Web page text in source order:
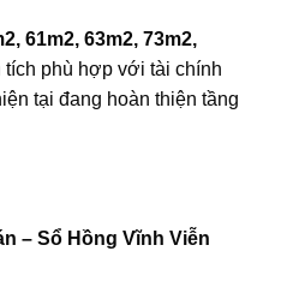
61m2, 63m2, 73m2,
tích phù hợp với tài chính
tại đang hoàn thiện tầng
– Sổ Hồng Vĩnh Viễn